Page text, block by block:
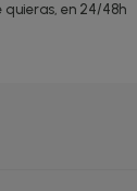
quieras, en 24/48h